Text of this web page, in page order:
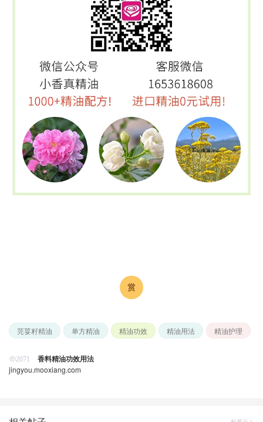
芫荽籽精油 单方精油 精油功效 精油用法 精油护理
2071 香料精油功效用法
jingyou.mooxiang.com